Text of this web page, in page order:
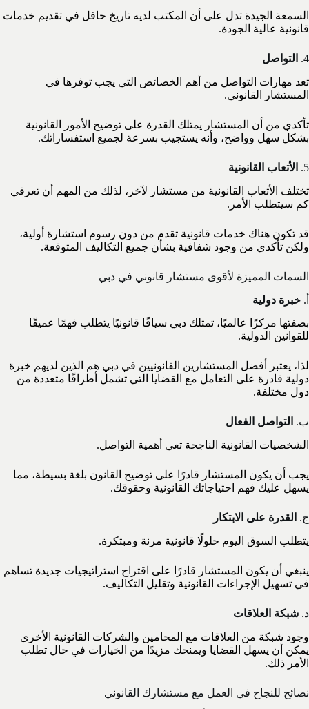
السمعة الجيدة تدل على أن المكتب لديه تاريخ حافل في تقديم خدمات
قانونية عالية الجودة.
4.
التواصل
تعد مهارات التواصل من أهم الخصائص التي يجب توفرها في
المستشار القانوني.
تأكدي من أن المستشار يمتلك القدرة على توضيح الأمور القانونية
بشكل سهل وواضح، وأنه يستجيب بسرعة لجميع استفساراتك.
5.
الأتعاب القانونية
تختلف الأتعاب القانونية من مستشار لآخر، لذلك من المهم أن تعرفي
كم سيتطلب الأمر.
قد تكون هناك خدمات قانونية تقدم من دون رسوم استشارة أولية،
ولكن تأكدي من وجود شفافية بشأن جميع التكاليف المتوقعة.
السمات المميزة لأقوى مستشار قانوني في دبي
أ. خبرة دولية
بصفتها مركزًا عالميًا، تمتلك دبي سياقًا قانونيًا يتطلب فهمًا عميقًا
للقوانين الدولية.
لذا، يعتبر أفضل المستشارين القانونيين في دبي هم الذين لديهم خبرة
دولية قادرة على التعامل مع القضايا التي تشمل أطرافًا متعددة من
دول مختلفة.
ب. التواصل الفعال
الشخصيات القانونية الناجحة تعي أهمية التواصل.
يجب أن يكون المستشار قادرًا على توضيح القانون بلغة بسيطة، مما
يسهل عليك فهم احتياجاتك القانونية وحقوقك.
ج. القدرة على الابتكار
يتطلب السوق اليوم حلولًا قانونية مرنة ومبتكرة.
ينبغي أن يكون المستشار قادرًا على اقتراح استراتيجيات جديدة تساهم
في تسهيل الإجراءات القانونية وتقليل التكاليف.
د. شبكة العلاقات
وجود شبكة من العلاقات مع المحامين والشركات القانونية الأخرى
يمكن أن يسهل القضايا ويمنحك مزيدًا من الخيارات في حال تطلب
الأمر ذلك.
نصائح للنجاح في العمل مع مستشارك القانوني